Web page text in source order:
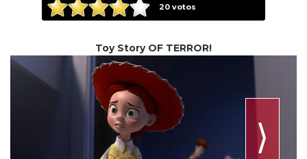
20votos
Toy Story OF TERROR!
⟩